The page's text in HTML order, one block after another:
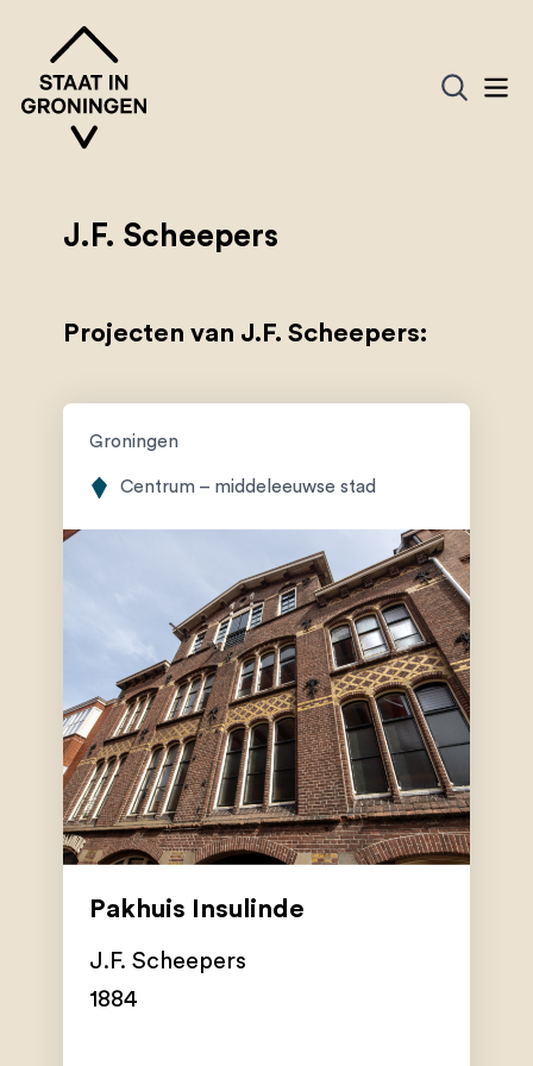
J.F. Scheepers
Projecten van J.F. Scheepers:
Groningen
Centrum – middeleeuwse stad
Pakhuis Insulinde
J.F. Scheepers
1884